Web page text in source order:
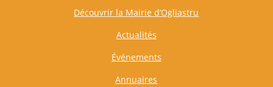
Découvrir la Mairie d’Ogliastru
Actualités
Événements
Annuaires